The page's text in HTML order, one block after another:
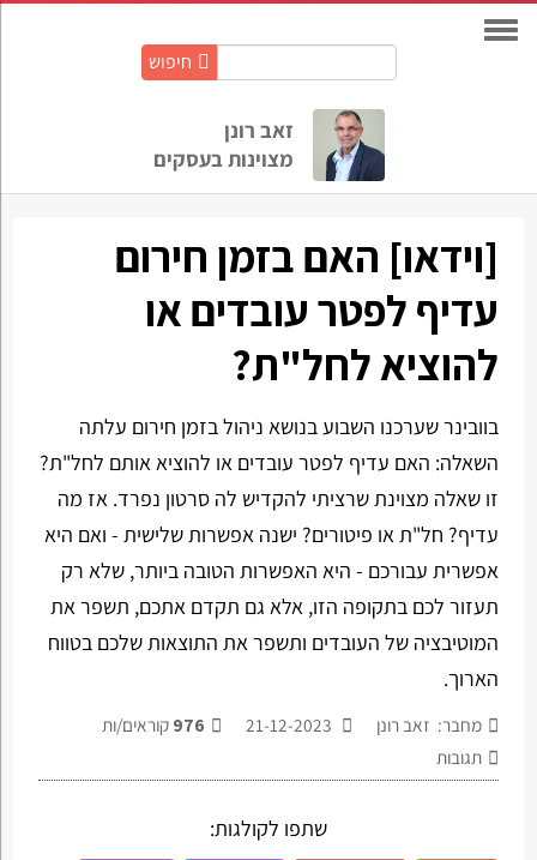
חיפוש
זאב רונן
מצוינות בעסקים
[וידאו] האם בזמן חירום
עדיף לפטר עובדים או
להוציא לחל"ת?
בוובינר שערכנו השבוע בנושא ניהול בזמן חירום עלתה
השאלה: האם עדיף לפטר עובדים או להוציא אותם לחל"ת?
זו שאלה מצוינת שרציתי להקדיש לה סרטון נפרד. אז מה
עדיף? חל"ת או פיטורים? ישנה אפשרות שלישית - ואם היא
אפשרית עבורכם - היא האפשרות הטובה ביותר, שלא רק
תעזור לכם בתקופה הזו, אלא גם תקדם אתכם, תשפר את
המוטיבציה של העובדים ותשפר את התוצאות שלכם בטווח
הארוך.
מחבר: זאב רונן 976 קוראים/ות
תגובות
שתפו לקולגות: